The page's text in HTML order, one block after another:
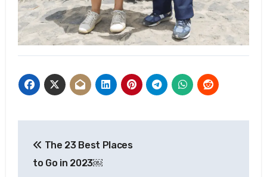
navigation
The 23 Best Places
to Go in 2023￼